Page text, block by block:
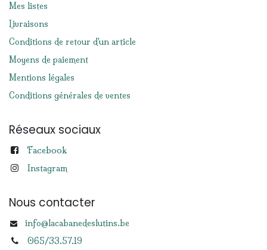
Mes listes
Livraisons
Conditions de retour d'un article
Moyens de paiement
Mentions légales
Conditions générales de ventes
Réseaux sociaux
Facebook
Instagram
Nous contacter
info@lacabanedeslutins.be
065/33.57.19